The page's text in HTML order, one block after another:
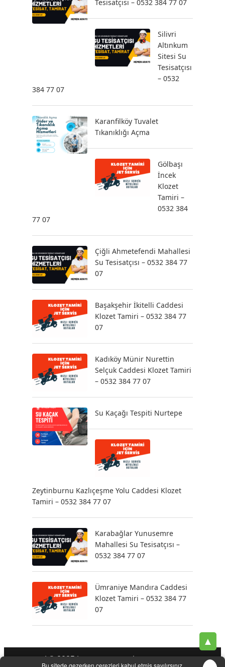
Tesisatçısı – 0532 384 77 07
Silivri
Altınkum
Sitesi Su
Tesisatçısı
– 0532
384 77 07
Karanfilköy Tuvalet
Tıkanıklığı Açma
Gölbaşı
İncek
Klozet
Tamiri –
0532 384
77 07
Çiğli Ahmetefendi Mahallesi
Su Tesisatçısı – 0532 384 77
07
Başakşehir İkitelli Caddesi
Klozet Tamiri – 0532 384 77
07
Kadıköy Münir Nurettin
Selçuk Caddesi Klozet Tamiri
– 0532 384 77 07
Su Kaçağı Tespiti Nurtepe
Zeytinburnu Kazlıçeşme Yolu Caddesi Klozet
Tamiri – 0532 384 77 07
Karabağlar Yunusemre
Mahallesi Su Tesisatçısı –
0532 384 77 07
Ümraniye Mandıra Caddesi
Klozet Tamiri – 0532 384 77
07
Bu sitede gezerken çerezleri kabul etmiş sayılırsınız.
▲
| © 2025 |- - - Klozet